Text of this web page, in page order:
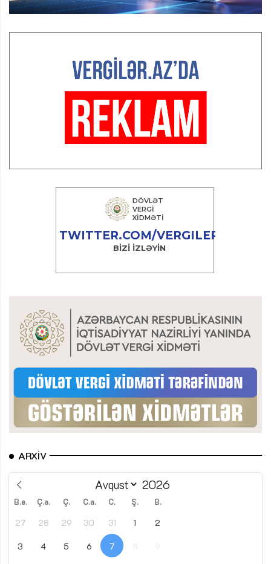
ARXIV
B.e. Ç.a. Ç. C.a. C. Ş. B.
27 28 29 30 31 1 2
3 4 5 6 7